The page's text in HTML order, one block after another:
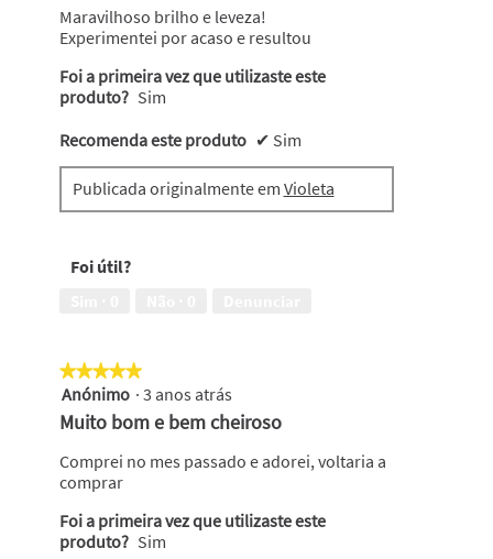
estrelas.
Maravilhoso brilho e leveza!
Experimentei por acaso e resultou
Foi a primeira vez que utilizaste este
produto? Sim
Recomenda este produto ✔ Sim
Publicada originalmente em Violeta
Foi útil?
★★★★★
★★★★★
5
em
5
estrelas.
Anónimo · 3 anos atrás
Muito bom e bem cheiroso
Comprei no mes passado e adorei, voltaria a
comprar
Foi a primeira vez que utilizaste este
produto? Sim